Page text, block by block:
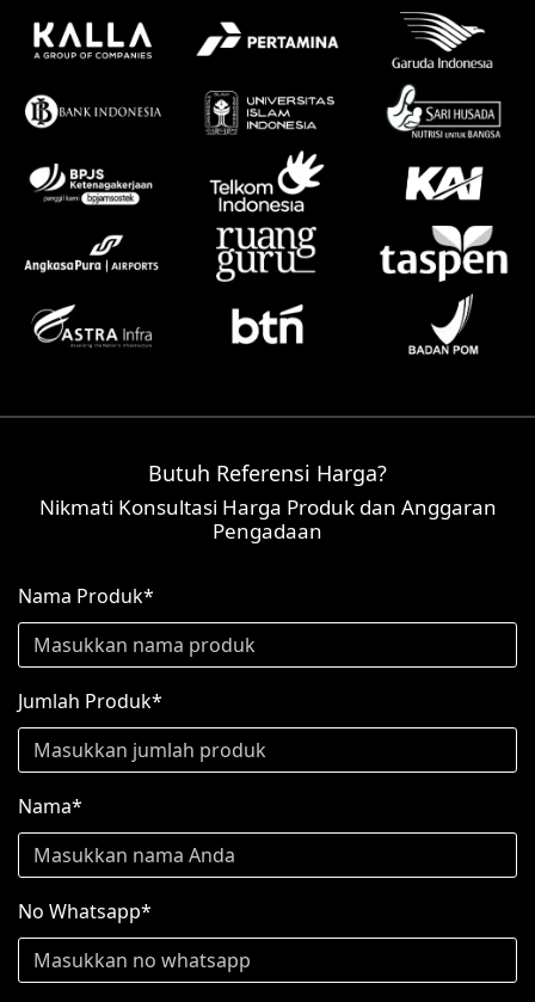
Butuh Referensi Harga?
Nikmati Konsultasi Harga Produk dan Anggaran
Pengadaan
Nama Produk*
Jumlah Produk*
Nama*
No Whatsapp*